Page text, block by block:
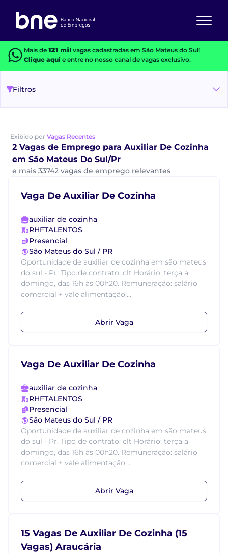
Mais de 121 milvagas cadastradas em São Mateus do Sul!
Clique aquie entre no nosso canal de vagas exclusivo.
Filtros
Exibido por Vagas Recentes
2 Vagas de Emprego para Auxiliar De Cozinha
em São Mateus Do Sul/Pr
e mais 33742 vagas de emprego relevantes
Vaga De Auxiliar De Cozinha
auxiliar de cozinha
RHFTALENTOS
Presencial
São Mateus do Sul / PR
Oportunidade de auxiliar de cozinha em são mateus
do sul - Pr. Tipo de contrato: clt Horário: terça a
domingo, das 16h às 00h20. Remuneração: salário
comercial + vale alimentação....
Abrir Vaga
Vaga De Auxiliar De Cozinha
auxiliar de cozinha
RHFTALENTOS
Presencial
São Mateus do Sul / PR
Oportunidade de auxiliar de cozinha em são mateus
do sul - Pr. Tipo de contrato: clt Horário: terça a
domingo, das 16h às 00h20. Remuneração: salário
comercial + vale alimentação ...
Abrir Vaga
15 Vagas De Auxiliar De Cozinha (15
Vagas) Araucária